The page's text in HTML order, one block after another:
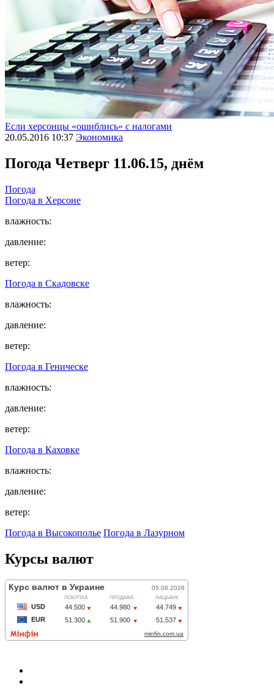
Если херсонцы «ошиблись» с налогами
20.05.2016 10:37 Экономика
Погода Четверг 11.06.15, днём
Погода
Погода в Херсоне
влажность:
давление:
ветер:
Погода в Скадовске
влажность:
давление:
ветер:
Погода в Геническе
влажность:
давление:
ветер:
Погода в Каховке
влажность:
давление:
ветер:
Погода в Высокополье Погода в Лазурном
Курсы валют